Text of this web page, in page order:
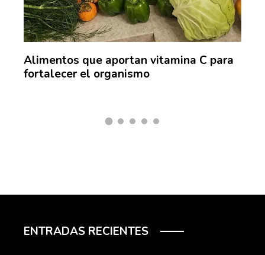
Alimentos que aportan vitamina C para
fortalecer el organismo
ENTRADAS RECIENTES